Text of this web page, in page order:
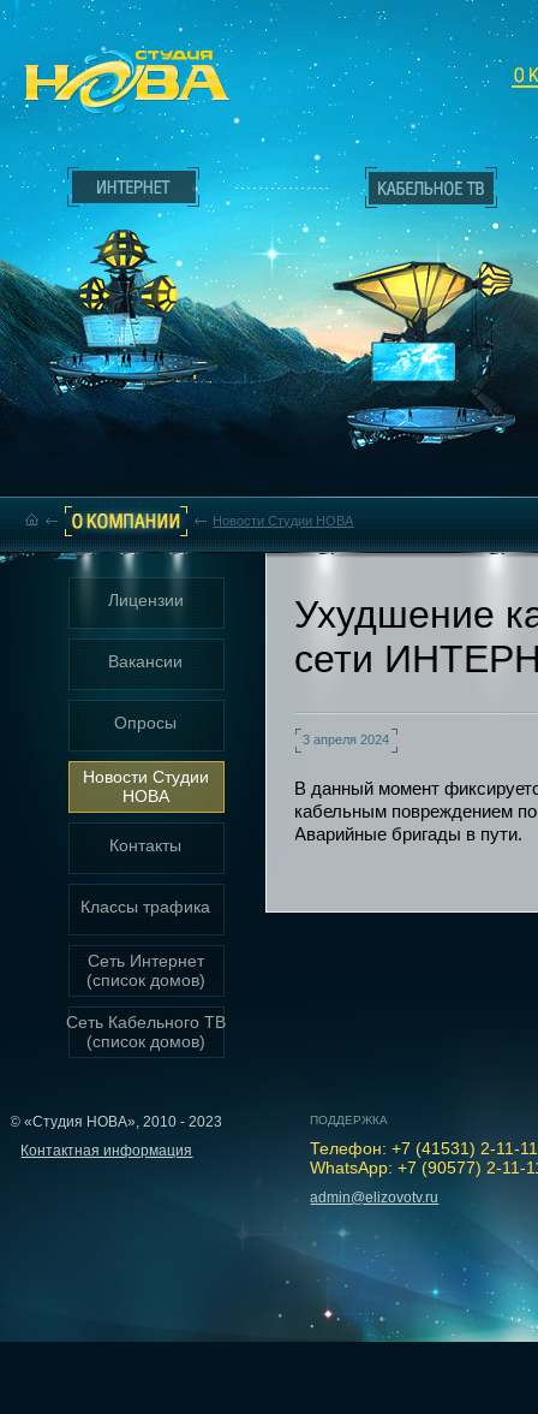
Новости Студии НОВА
Лицензии
Вакансии
Опросы
Новости Студии
НОВА
Контакты
Классы трафика
Сеть Интернет
(список домов)
Сеть Кабельного ТВ
(список домов)
Ухудшение
сети
3 апреля 2024
В данный момент
кабельным повреждением
Аварийные бригады в пути.
© «Студия НОВА», 2010 - 2023
Контактная информация
ПОДДЕРЖКА
Телефон: +7 (41531) 2-11-11
WhatsApp: +7 (90577) 2-11-
admin@elizovotv.ru